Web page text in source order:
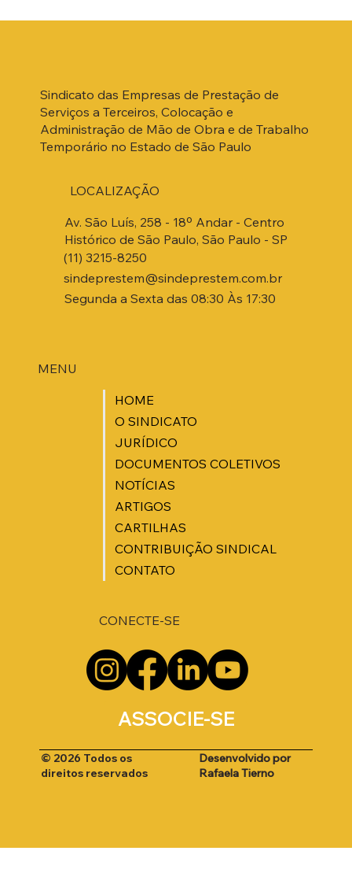
Sindicato das Empresas de Prestação de
Serviços a Terceiros, Colocação e
Administração de Mão de Obra e de Trabalho
Temporário no Estado de São Paulo
MENU
HOME
O SINDICATO
JURÍDICO
DOCUMENTOS COLETIVOS
NOTÍCIAS
ARTIGOS
CARTILHAS
CONTRIBUIÇÃO SINDICAL
CONTATO
Av. São Luís, 258 - 18º Andar - Centro
Histórico de São Paulo, São Paulo - SP
(11) 3215-8250
sindeprestem@sindeprestem.com.br
Segunda a Sexta das 08:30 Às 17:30
LOCALIZAÇÃO
ASSOCIE-SE
CONECTE-SE
© 2026 Todos os
direitos reservados
Desenvolvido por
Rafaela Tierno